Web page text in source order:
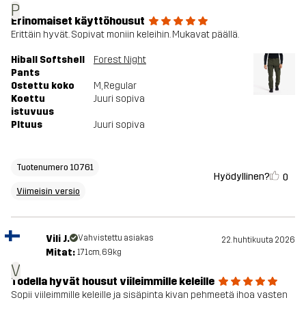
P
Erinomaiset käyttöhousut
Erittäin hyvät. Sopivat moniin keleihin. Mukavat päällä.
Hiball Softshell
Pants
Forest Night
Ostettu koko M, Regular
Koettu
istuvuus
Juuri sopiva
PItuus Juuri sopiva
Tuotenumero 10761
Viimeisin versio
Hyödyllinen? 0
V
Vili J. Vahvistettu asiakas 22. huhtikuuta 2026
Mitat: 171cm, 69kg
Todella hyvät housut viileimmille keleille
Sopii viileimmille keleille ja sisäpinta kivan pehmeetä ihoa vasten